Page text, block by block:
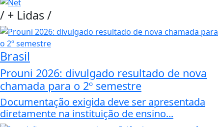
/ + Lidas/
Brasil
Prouni 2026: divulgado resultado de nova
chamada para o 2º semestre
Documentação exigida deve ser apresentada
diretamente na instituição de ensino...